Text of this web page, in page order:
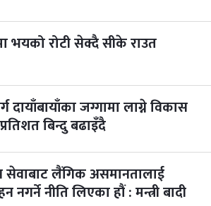
भयको रोटी सेक्दै सीके राउत
दायाँबायाँका जग्गामा लाग्ने विकास
बिन्दु बढाइँदै
लैंगिक असमानतालाई
नगर्ने नीति लिएका हौं : मन्त्री बादी